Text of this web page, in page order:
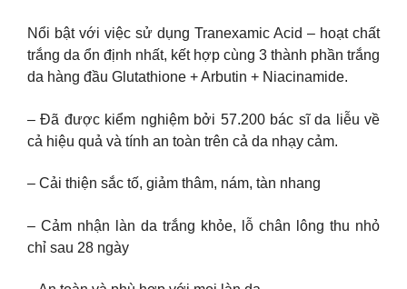
Nổi bật với việc sử dụng Tranexamic Acid – hoạt chất
trắng da ổn định nhất, kết hợp cùng 3 thành phần trắng
da hàng đầu Glutathione + Arbutin + Niacinamide.
– Đã được kiểm nghiệm bởi 57.200 bác sĩ da liễu về
cả hiệu quả và tính an toàn trên cả da nhạy cảm.
– Cải thiện sắc tố, giảm thâm, nám, tàn nhang
– Cảm nhận làn da trắng khỏe, lỗ chân lông thu nhỏ
chỉ sau 28 ngày